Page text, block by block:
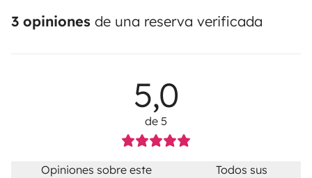
3 opiniones de una reserva verificada
5,0
de 5
Opiniones sobre este
Todos sus